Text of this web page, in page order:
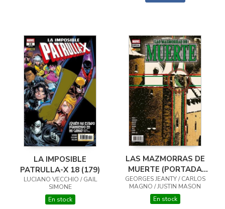
LA IMPOSIBLE
PATRULLA-X 18 (179)
LUCIANO VECCHIO / GAIL
SIMONE
En stock
LAS MAZMORRAS DE
MUERTE (PORTADA
ALTERNATIVA JORGE
FORNÉS)
GEORGES JEANTY / CARLOS
MAGNO / JUSTIN MASON
En stock